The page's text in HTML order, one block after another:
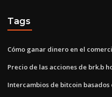
Tags
Cómo ganar dinero en el
Precio de las acciones de brk.b
Intercambios de bitcoin basados